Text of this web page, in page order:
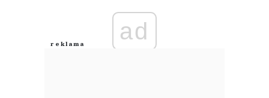
Anuluj
ad